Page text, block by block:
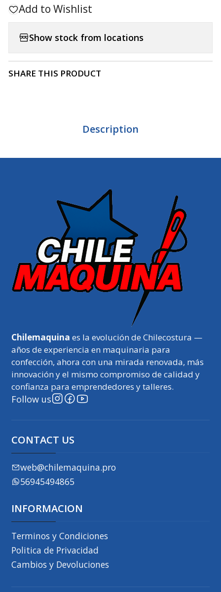
Add to Wishlist
Show stock from locations
SHARE THIS PRODUCT
Description
Chilemaquina es la evolución de Chilecostura —
años de experiencia en maquinaria para
confección, ahora con una mirada renovada, más
innovación y el mismo compromiso de calidad y
confianza para emprendedores y talleres.
Follow us
CONTACT US
web@chilemaquina.pro
56945494865
INFORMACION
Terminos y Condiciones
Politica de Privacidad
Cambios y Devoluciones